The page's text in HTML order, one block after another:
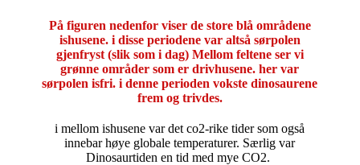
På figuren nedenfor viser de store blå områdene
ishusene. i disse periodene var altså sørpolen
gjenfryst (slik som i dag) Mellom feltene ser vi
grønne områder som er drivhusene. her var
sørpolen isfri. i denne perioden vokste dinosaurene
frem og trivdes.
i mellom ishusene var det co2-rike tider som også
innebar høye globale temperaturer. Særlig var
Dinosaurtiden en tid med mye CO2.